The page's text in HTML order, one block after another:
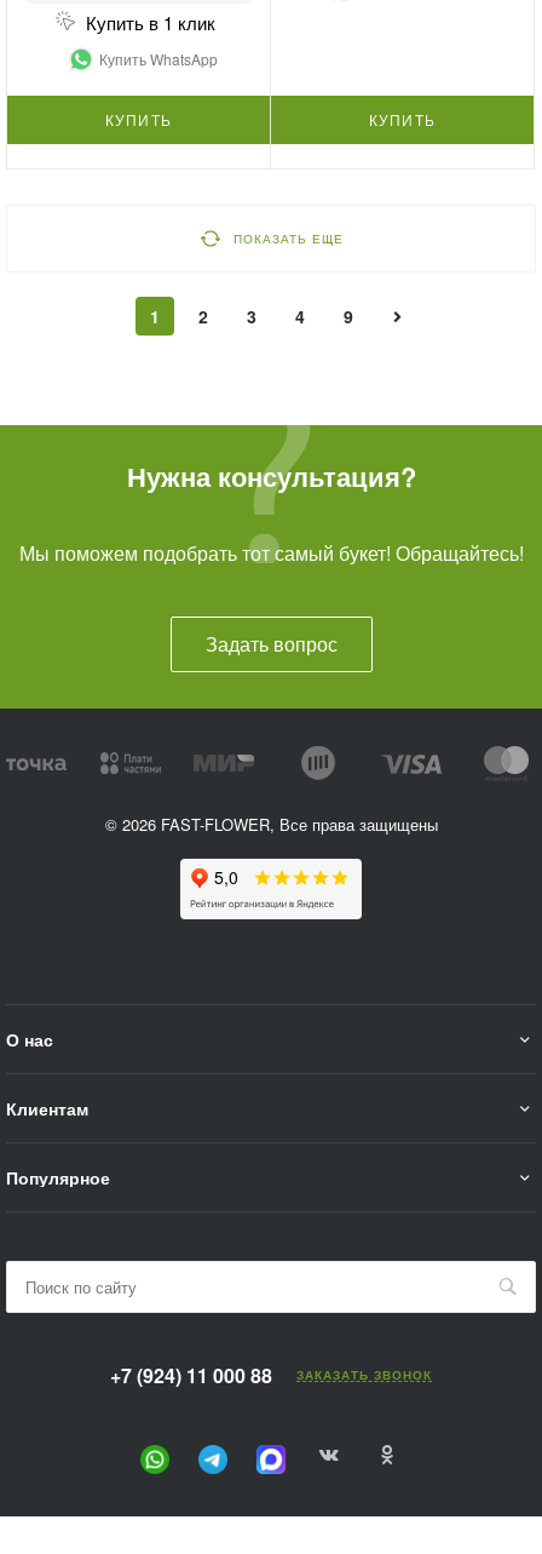
Купить в 1 клик
Купить WhatsApp
КУПИТЬ КУПИТЬ
ПОКАЗАТЬ ЕЩЕ
1 2 3 4 9
Нужна консультация?
Мы поможем подобрать тот самый букет! Обращайтесь!
Задать вопрос
© 2026 FAST-FLOWER, Все права защищены
О нас
Клиентам
Популярное
+7 (924) 11 000 88 ЗАКАЗАТЬ ЗВОНОК